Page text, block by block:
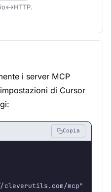
i server MCP
di Cursor
Copia
cleverutils.com/mcp"